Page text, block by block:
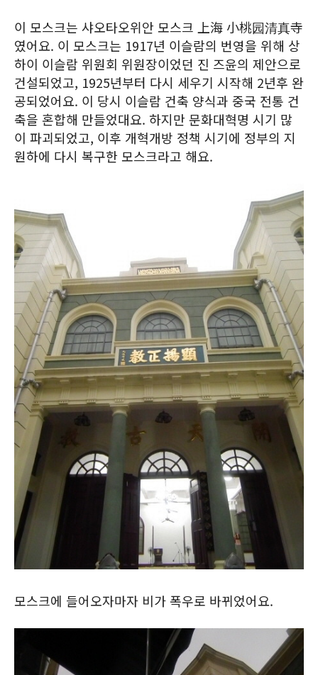
이 모스크는 샤오타오위안 모스크 上海 小桃园清真寺
였어요. 이 모스크는 1917년 이슬람의 번영을 위해 상
하이 이슬람 위원회 위원장이었던 진 즈윤의 제안으로
건설되었고, 1925년부터 다시 세우기 시작해 2년후 완
공되었어요. 이 당시 이슬람 건축 양식과 중국 전통 건
축을 혼합해 만들었대요. 하지만 문화대혁명 시기 많
이 파괴되었고, 이후 개혁개방 정책 시기에 정부의 지
원하에 다시 복구한 모스크라고 해요.
모스크에 들어오자마자 비가 폭우로 바뀌었어요.